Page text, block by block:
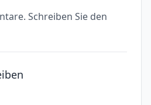
Schreiben Sie den